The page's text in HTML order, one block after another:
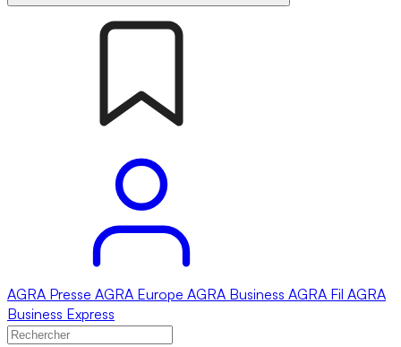
AGRA Presse AGRA Europe AGRA Business AGRA Fil AGRA
Business Express